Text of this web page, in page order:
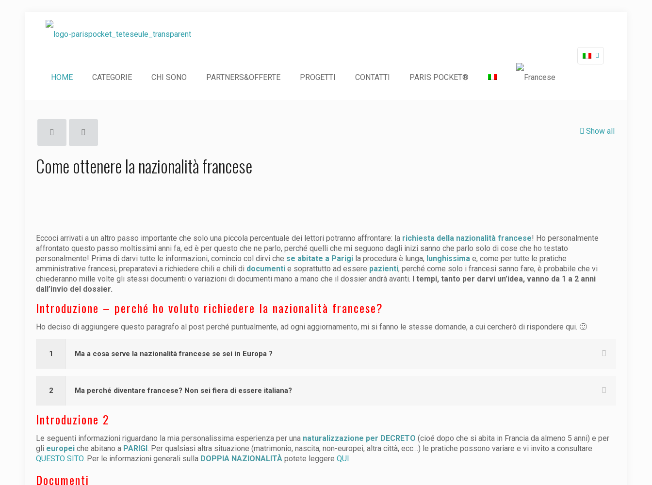
HOME CATEGORIE CHI SONO PARTNERS&OFFERTE PROGETTI CONTATTI PARIS POCKET®
Show all
Come ottenere la nazionalità francese
Eccoci arrivati a un altro passo importante che solo una piccola percentuale dei lettori potranno affrontare: la richiesta della nazionalità francese! Ho personalmente
affrontato questo passo moltissimi anni fa, ed è per questo che ne parlo, perché quelli che mi seguono dagli inizi sanno che parlo solo di cose che ho testato
personalmente! Prima di darvi tutte le informazioni, comincio col dirvi che se abitate a Parigi la procedura è lunga, lunghissima e, come per tutte le pratiche
amministrative francesi, preparatevi a richiedere chili e chili di documenti e soprattutto ad essere pazienti, perché come solo i francesi sanno fare, è probabile che vi
chiederanno mille volte gli stessi documenti o variazioni di documenti mano a mano che il dossier andrà avanti. I tempi, tanto per darvi un’idea, vanno da 1 a 2 anni
dall’invio del dossier.
Introduzione – perché ho voluto richiedere la nazionalità francese?
Ho deciso di aggiungere questo paragrafo al post perché puntualmente, ad ogni aggiornamento, mi si fanno le stesse domande, a cui cercherò di rispondere qui. 🙂
1 Ma a cosa serve la nazionalità francese se sei in Europa ?
2 Ma perché diventare francese? Non sei fiera di essere italiana?
Introduzione 2
Le seguenti informazioni riguardano la mia personalissima esperienza per una naturalizzazione per DECRETO (cioé dopo che si abita in Francia da almeno 5 anni) e per
gli europei che abitano a PARIGI. Per qualsiasi altra situazione (matrimonio, nascita, non-europei, altra città, ecc…) le pratiche possono variare e vi invito a consultare
QUESTO SITO. Per le informazioni generali sulla DOPPIA NAZIONALITÀ potete leggereQUI.
Documenti